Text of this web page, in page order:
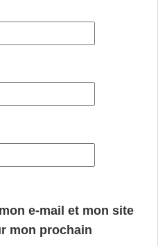
e-mail et mon site
mon prochain